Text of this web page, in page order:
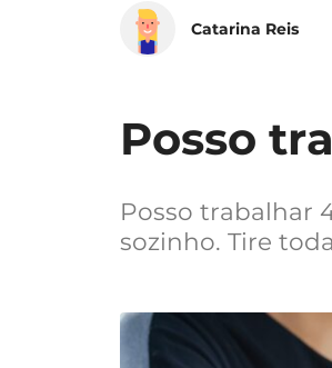
Catarina Reis
Posso
Posso trabalhar
sozinho. Tire